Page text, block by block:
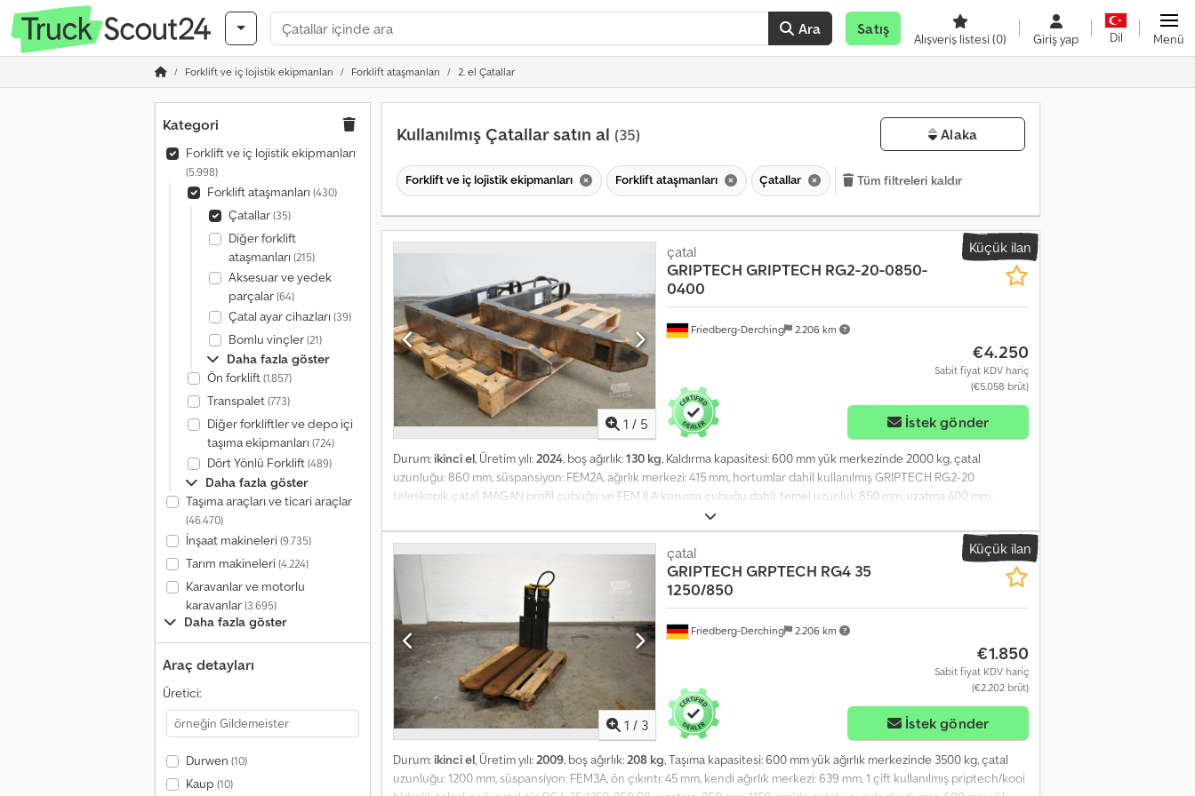
Ara Satış
Alışveriş listesi (0) Giriş yap Dil Menü
Forklift ve iç lojistik ekipmanları Forklift ataşmanları 2. el Çatallar
Kategori
Forklift ve iç lojistik ekipmanları
(5.998)
Forklift ataşmanları (430)
Çatallar(35)
Diğer forklift
ataşmanları (215)
Aksesuar ve yedek
parçalar(64)
Çatal ayar cihazları (39)
Bomlu vinçler(21)
Daha fazla göster
Ön forklift(1.857)
Transpalet(773)
Diğer forkliftler ve depo içi
taşıma ekipmanları (724)
Dört Yönlü Forklift(489)
Daha fazla göster
Taşıma araçları ve ticari araçlar
(46.470)
İnşaat makineleri(9.735)
Tarım makineleri(4.224)
Karavanlar ve motorlu
karavanlar(3.695)
Daha fazla göster
Araç detayları
Üretici:
Durwen (10)
Kaup (10)
Kullanılmış Çatallar satın al (35) Alaka
Forklift ve iç lojistik ekipmanları Forklift ataşmanları Çatallar Tüm filtreleri kaldır
Küçük ilan
1 / 5
Friedberg-Derching 2.206 km
çatal
GRIPTECH GRIPTECH RG2-20-0850-
0400
€4.250
Sabit fiyat KDV hariç
(€5.058 brüt)
İstek gönder
Durum: ikinci el, Üretim yılı:2024, boş ağırlık:130 kg, Kaldırma kapasitesi: 600 mm yük merkezinde 2000 kg, çatal
uzunluğu: 860 mm, süspansiyon: FEM2A, ağırlık merkezi: 415 mm, hortumlar dahil kullanılmış GRIPTECH RG2-20
teleskopik çatal, MAGAN profil çubuğu ve FEM II A koruma çubuğu dahil, temel uzunluk 850 mm, uzatma 400 mm,
tamamen uzatılmış toplam uzunluk 1.200 mm, 600 mm yük merkezinde 2000 kg kaldırma kapasitesi, kesit alanı 139 x 62
mm, çatal uzunluğu: 860, yük ağırlık merkezi: 600, kendi ağırlık merkezi: 415. Crsdpfx Aszrqbyelbjf
Küçük ilan
1 / 3
Friedberg-Derching 2.206 km
çatal
GRIPTECH GRPTECH RG4 35
1250/850
€1.850
Sabit fiyat KDV hariç
(€2.202 brüt)
İstek gönder
Durum: ikinci el, Üretim yılı:2009, boş ağırlık:208 kg, Taşıma kapasitesi: 600 mm yük ağırlık merkezinde 3500 kg, çatal
uzunluğu: 1200 mm, süspansiyon: FEM3A, ön çıkıntı: 45 mm, kendi ağırlık merkezi: 639 mm, 1 çift kullanılmış priptech/kooi
y
l
ı
k
1
0
.
0
0
e
n
a
z